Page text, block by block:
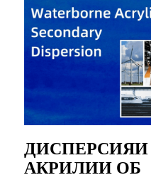
АКРИЛИИ ОБ